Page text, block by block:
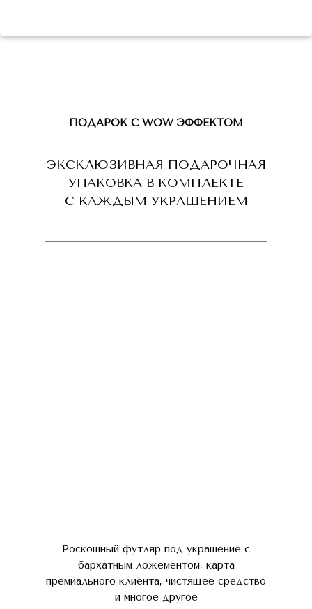
ЭКСКЛЮЗИВНАЯ ПОДАРОЧНАЯ
УПАКОВКА В КОМПЛЕКТЕ
С КАЖДЫМ УКРАШЕНИЕМ
Роскошный футляр под украшение с
бархатным ложементом, карта
премиального клиента, чистящее средство
и многое другое
ПОДАРОК С WOW ЭФФЕКТОМ